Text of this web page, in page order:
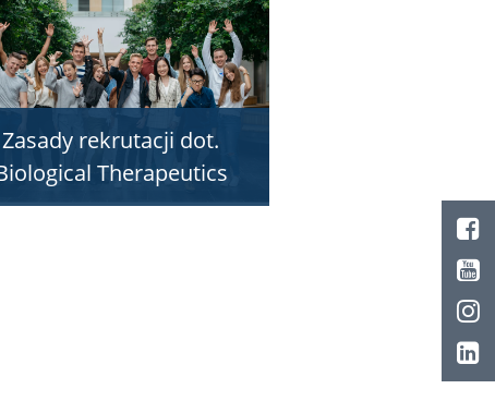
Zasady rekrutacji dot.
Therapeutics